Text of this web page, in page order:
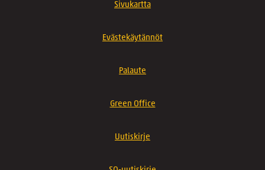
Sivukartta
Evästekäytännöt
Palaute
Green Office
Uutiskirje